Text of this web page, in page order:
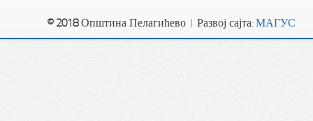
© 2018Општина Пелагићево | Развој сајта: МАГУС